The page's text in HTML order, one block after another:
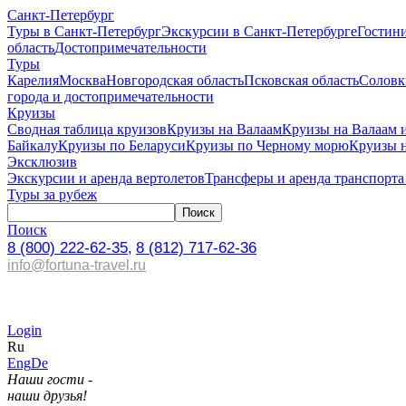
Санкт-Петербург
Туры в Санкт-ПетербургЭкскурсии в Санкт-Петербурге
областьДостопримечательности
Туры
КарелияМоскваНовгородская областьПсковская область
города и достопримечательности
Круизы
Сводная таблица круизовКруизы на ВалаамКруизы на Валаам
БайкалуКруизы по БеларусиКруизы по Черному морюКруизы
Эксклюзив
Экскурсии и аренда вертолетовТрансферы и аренда транспорта
Туры за рубеж
Поиск
8 (800) 222-62-35, 8 (812) 717-62-36
info@fortuna-travel.ru
Login
Ru
EngDe
Наши гости -
наши друзья!